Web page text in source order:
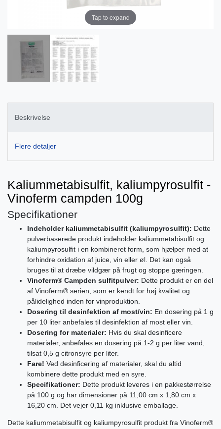
Tap to expand
Beskrivelse
Flere detaljer
Kaliummetabisulfit, kaliumpyrosulfit -
Vinoferm campden 100g
Specifikationer
Indeholder kaliummetabisulfit (kaliumpyrosulfit): Dette
pulverbaserede produkt indeholder kaliummetabisulfit og
kaliumpyrosulfit i en kombineret form, som hjælper med at
forhindre oxidation af juice, vin eller øl. Det kan også
bruges til at dræbe vildgær på frugt og stoppe gæringen.
Vinoferm® Campden sulfitpulver: Dette produkt er en del
af Vinoferm® serien, som er kendt for høj kvalitet og
pålidelighed inden for vinproduktion.
Dosering til desinfektion af most/vin: En dosering på 1 g
per 10 liter anbefales til desinfektion af most eller vin.
Dosering for materialer: Hvis du skal desinficere
materialer, anbefales en dosering på 1-2 g per liter vand,
tilsat 0,5 g citronsyre per liter.
Fare! Ved desinficering af materialer, skal du altid
kombinere dette produkt med en syre.
Specifikationer: Dette produkt leveres i en pakkestørrelse
på 100 g og har dimensioner på 11,00 cm x 1,80 cm x
16,20 cm. Det vejer 0,11 kg inklusive emballage.
Dette kaliummetabisulfit og kaliumpyrosulfit produkt fra Vinoferm®